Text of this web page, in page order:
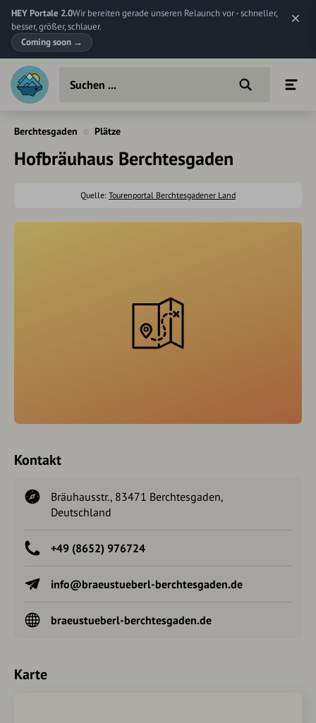
HEY Portale 2.0Wir bereiten gerade unseren Relaunch vor - schneller,
besser, größer, schlauer.
Coming soon →
Berchtesgaden Plätze
Hofbräuhaus Berchtesgaden
Quelle: Tourenportal Berchtesgadener Land
Kontakt
Bräuhausstr., 83471 Berchtesgaden,
Deutschland
+49 (8652) 976724
info@braeustueberl-berchtesgaden.de
braeustueberl-berchtesgaden.de
Karte